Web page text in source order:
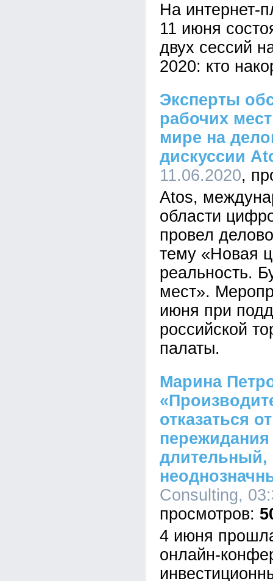
На интернет-
11 июня
двух сессий
2020: кто
Эксперты
рабочих
мире на
дискуссии
11.06.2020
Atos,
области
провел
тему «Новая
реальность.
мест».
июня при
российской
палаты.
Марина
отказаться
пережидания
Consulting,
4 июня
онлайн-